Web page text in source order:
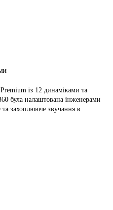
із 12 динаміками та
була налаштована інженерами
захоплююче звучання в